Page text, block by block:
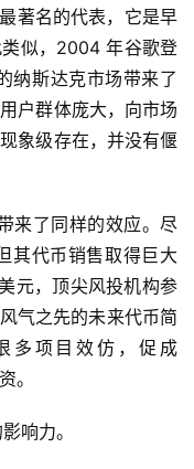
著名的代表，它是早
似，2004 年谷歌登
纳斯达克市场带来了
户群体庞大，向市场
象级存在，并没有偃
来了同样的效应。尽
其代币销售取得巨大
元，顶尖风投机构参
气之先的未来代币简
多项目效仿，促成
。
响力。